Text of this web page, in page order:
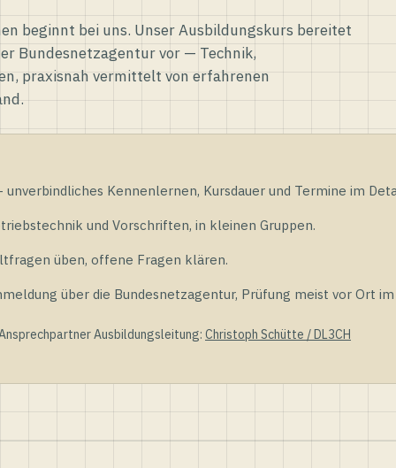
beginnt bei uns. Unser Ausbildungskurs bereitet
Bundesnetzagentur vor — Technik,
praxisnah vermittelt von erfahrenen
Kennenlernen, Kursdauer und Termine im
und Vorschriften, in kleinen Gruppen.
üben, offene Fragen klären.
über die Bundesnetzagentur, Prüfung meist vor Ort
Ausbildungsleitung: Christoph Schütte / DL3CH